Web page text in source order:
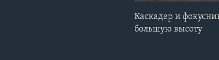
Каскадер и
большую высоту